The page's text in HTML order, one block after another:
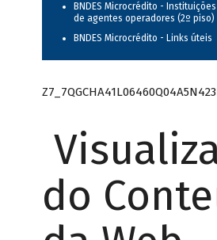
BNDES Microcrédito -
de agentes operadores (2º piso)
BNDES Microcrédito - Links úteis
do